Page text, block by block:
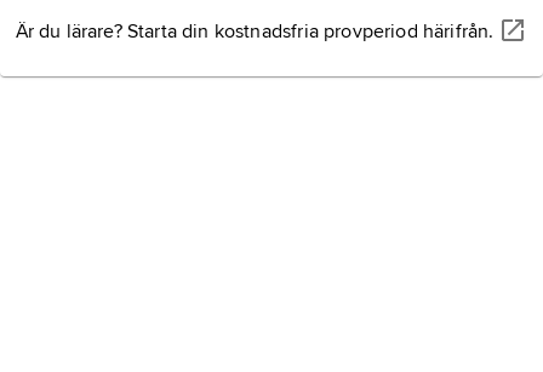
Är du lärare? Starta din kostnadsfria provperiod härifrån.